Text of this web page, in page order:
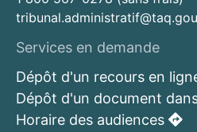
Services en demande
Dépôt d'un recours en
Dépôt d'un document
Horaire des audiences